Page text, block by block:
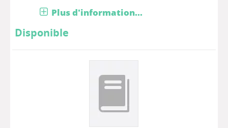
Plus d'information...
Disponible